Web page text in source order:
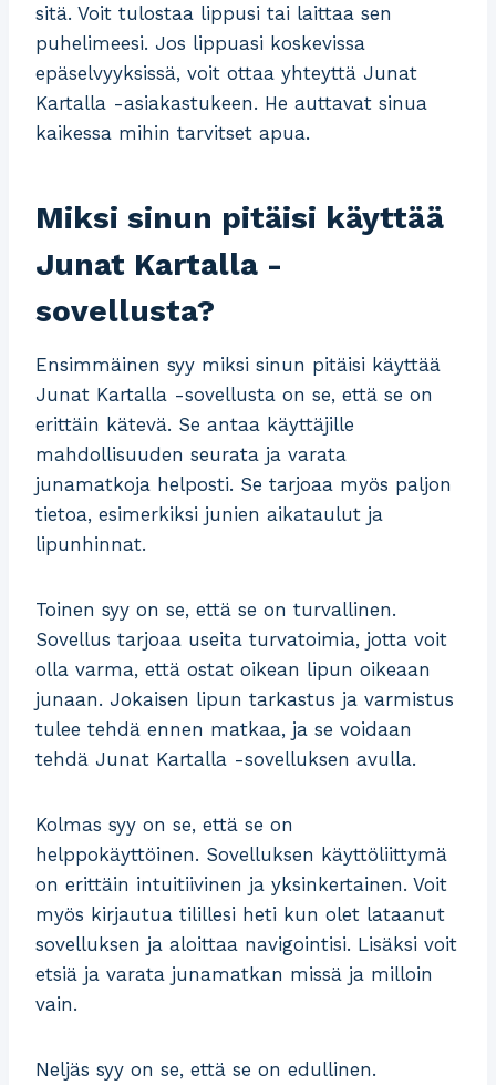
sitä. Voit tulostaa lippusi tai laittaa sen
puhelimeesi. Jos lippuasi koskevissa
epäselvyyksissä, voit ottaa yhteyttä Junat
Kartalla -asiakastukeen. He auttavat sinua
kaikessa mihin tarvitset apua.
Miksi sinun pitäisi käyttää
Junat Kartalla -
sovellusta?
Ensimmäinen syy miksi sinun pitäisi käyttää
Junat Kartalla -sovellusta on se, että se on
erittäin kätevä. Se antaa käyttäjille
mahdollisuuden seurata ja varata
junamatkoja helposti. Se tarjoaa myös paljon
tietoa, esimerkiksi junien aikataulut ja
lipunhinnat.
Toinen syy on se, että se on turvallinen.
Sovellus tarjoaa useita turvatoimia, jotta voit
olla varma, että ostat oikean lipun oikeaan
junaan. Jokaisen lipun tarkastus ja varmistus
tulee tehdä ennen matkaa, ja se voidaan
tehdä Junat Kartalla -sovelluksen avulla.
Kolmas syy on se, että se on
helppokäyttöinen. Sovelluksen käyttöliittymä
on erittäin intuitiivinen ja yksinkertainen. Voit
myös kirjautua tilillesi heti kun olet lataanut
sovelluksen ja aloittaa navigointisi. Lisäksi voit
etsiä ja varata junamatkan missä ja milloin
vain.
Neljäs syy on se, että se on edullinen.